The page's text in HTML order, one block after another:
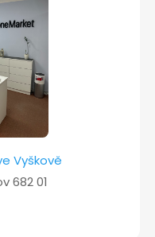
Vyškově
682 01